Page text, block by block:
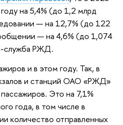
на 5,4% (до 1,2 млрд
— на 12,7% (до 122
— на 4,6% (до 1,074
служба РЖД.
и в этом году. Так, в
и станций ОАО «РЖД»
Это на 7,1%
года, в том числе в
количество отправленных